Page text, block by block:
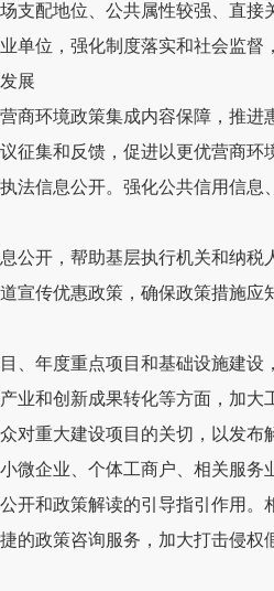
支配地位、公共属性较强、直
单位，强化制度落实和社会监督
展
商环境政策集成内容保障，推
征集和反馈，促进以更优营商
法信息公开。强化公共信用信息
公开，帮助基层执行机关和纳
宣传优惠政策，确保政策措施
、年度重点项目和基础设施建
业和创新成果转化等方面，加大
对重大建设项目的关切，以发布
微企业、个体工商户、相关服务
开和政策解读的引导指引作用
的政策咨询服务，加大打击侵权